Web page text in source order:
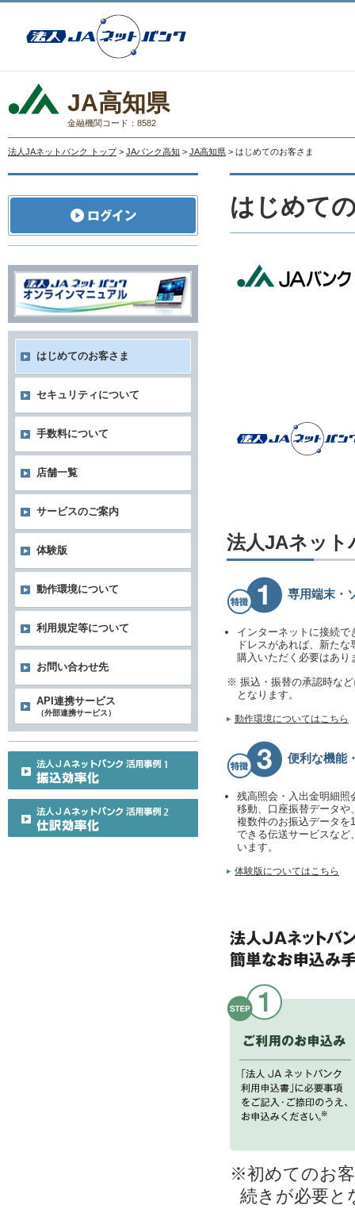
JA高知県
金融機関コード：8582
法人JAネットバンク トップ > JAバンク高知 > JA高知県 > はじめてのお客さま
はじめて
法人JAネット
専用端末・
インターネットに接続
ドレスがあれば、新た
購入いただく必要はあり
※ 振込・振替の承認時な
となります。
動作環境についてはこちら
便利な機能
残高照会・入出金明細照
移動、口座振替データや
複数件のお振込データを
できる伝送サービスなど
います。
体験版についてはこちら
※初めてのお
続きが必要と
はじめてのお客さま
セキュリティについて
手数料について
店舗一覧
サービスのご案内
体験版
動作環境について
利用規定等について
お問い合わせ先
API連携サービス
（外部連携サービス）